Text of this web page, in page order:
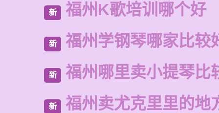
新 福州K歌培训哪个好
新 福州学钢琴哪家比较
新 福州哪里卖小提琴比
新 福州卖尤克里里的地